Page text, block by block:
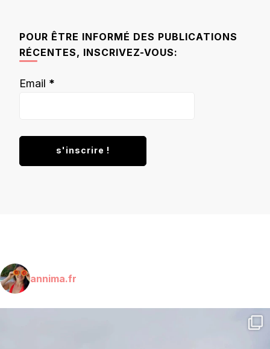
POUR ÊTRE INFORMÉ DES PUBLICATIONS
RÉCENTES, INSCRIVEZ-VOUS:
Email *
annima.fr